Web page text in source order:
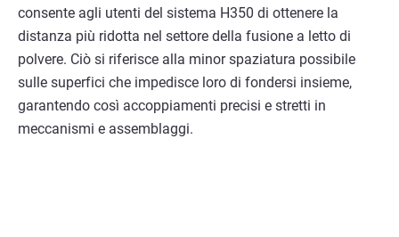
consente agli utenti del sistema H350 di ottenere la
distanza più ridotta nel settore della fusione a letto di
polvere. Ciò si riferisce alla minor spaziatura possibile
sulle superfici che impedisce loro di fondersi insieme,
garantendo così accoppiamenti precisi e stretti in
meccanismi e assemblaggi.